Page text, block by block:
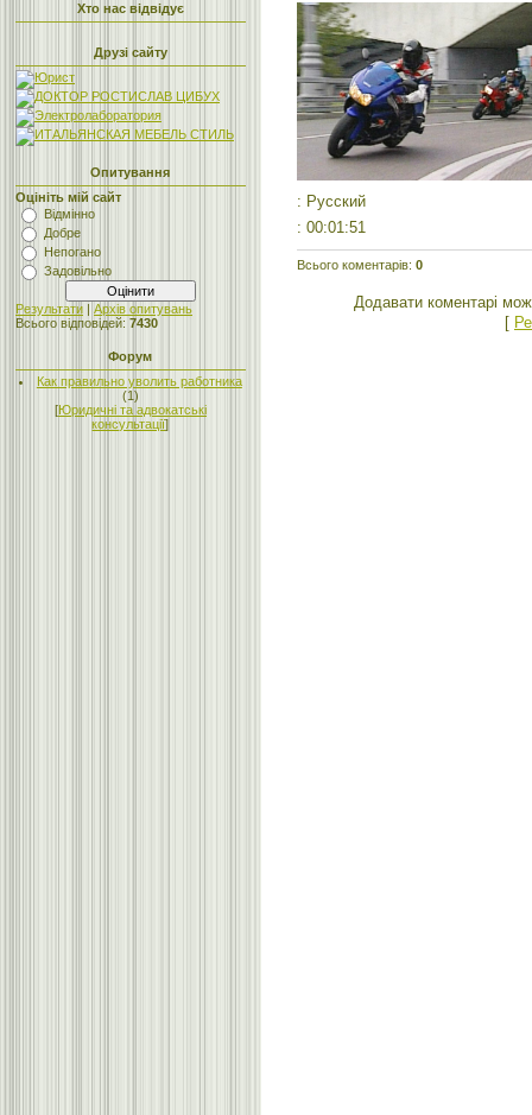
Хто нас відвідує
Друзі сайту
Опитування
Оцініть мій сайт
Відмінно
Добре
Непогано
Задовільно
Результати | Архів опитувань
Всього відповідей: 7430
Форум
Как правильно уволить работника
(1)
[Юридичні та адвокатські
консультації]
: Русский
: 00:01:51
Всього коментарів: 0
Додавати коментарі
[